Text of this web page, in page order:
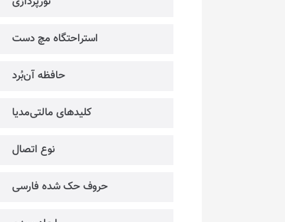
استراحتگاه مچ دست
حافظه آن‌بُرد
کلیدهای مالتی‌مدیا
نوع اتصال
حروف حک شده فارسی